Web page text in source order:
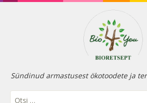
Sündinud armastusest ökotoodete ja